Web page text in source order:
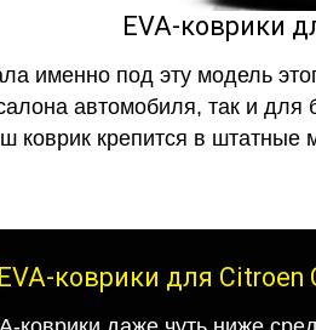
EVA-коврики
именно под эту модель
автомобиля, так и для
коврик крепится в штатные
коврики для